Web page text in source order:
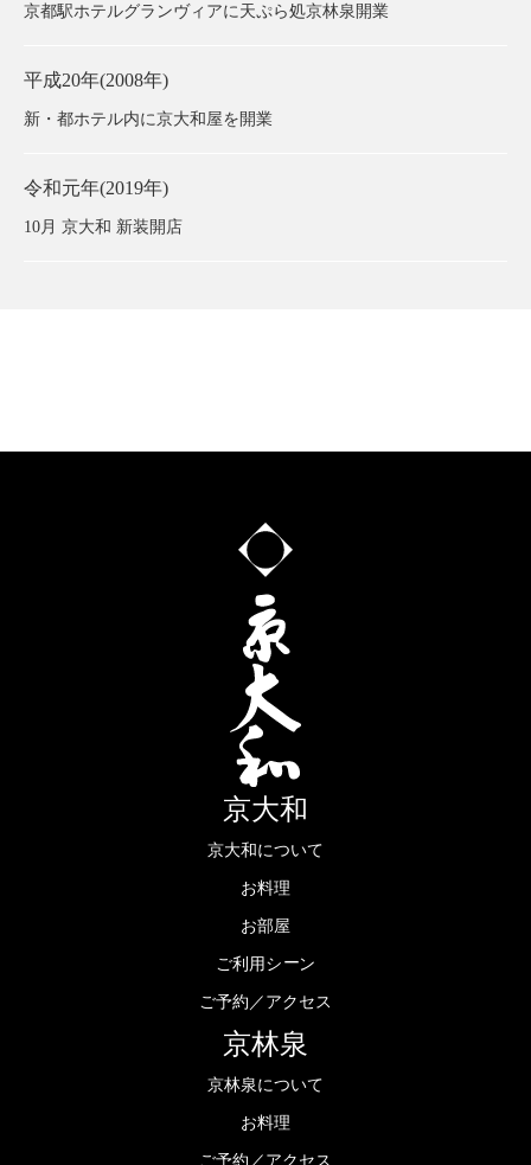
京都駅ホテルグランヴィアに天ぷら処京林泉開業
平成20年(2008年)
新・都ホテル内に京大和屋を開業
令和元年(2019年)
10月 京大和 新装開店
京大和
京大和について
お料理
お部屋
ご利用シ ーン
ご予約／アクセス
京林泉
京林泉について
お料理
ご予約／アクセス